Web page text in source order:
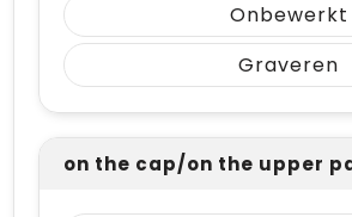
Onbewerkt
Graveren
on the cap/on the upper